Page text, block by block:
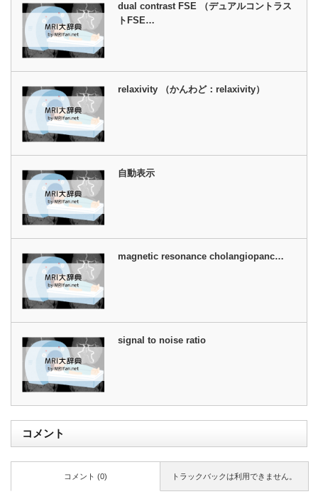
dual contrast FSE （デュアルコントラス
トFSE…
relaxivity （かんわど：relaxivity）
自動表示
magnetic resonance cholangiopanc…
signal to noise ratio
コメント
トラックバックは利用できません。
コメント (0)